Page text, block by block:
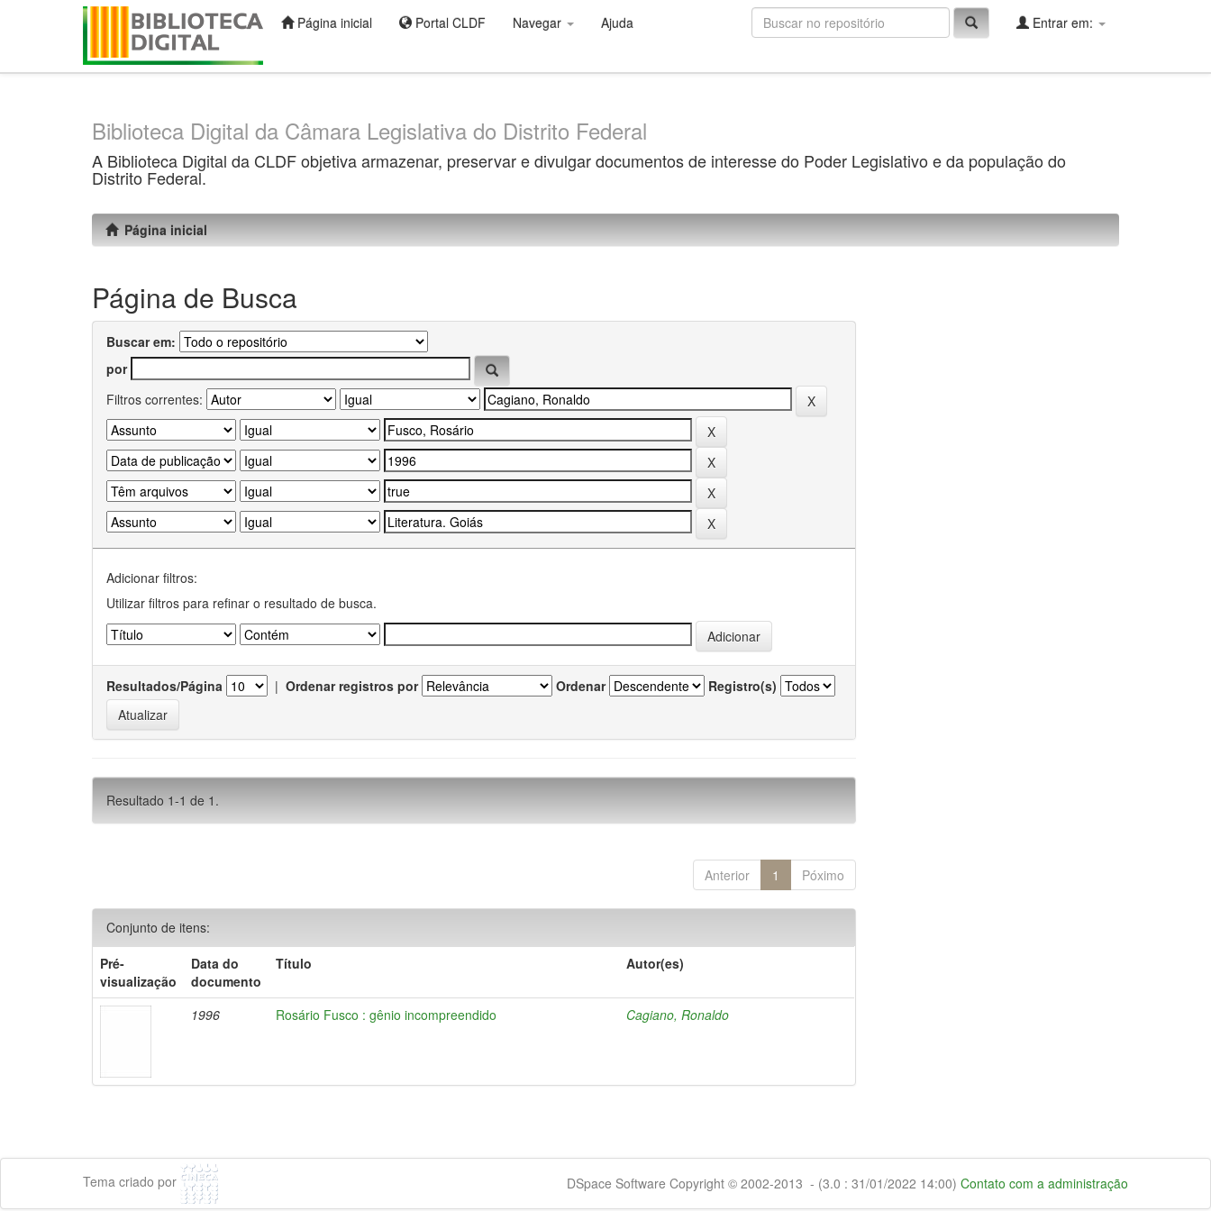
Página inicial Portal CLDF Navegar Ajuda Entrar em:
Biblioteca Digital da Câmara Legislativa do Distrito Federal
A Biblioteca Digital da CLDF objetiva armazenar, preservar e divulgar documentos de interesse do Poder Legislativo e da população do
Distrito Federal.
Página inicial
Página de Busca
Buscar em:
por
Filtros correntes:
Adicionar filtros:
Utilizar filtros para refinar o resultado de busca.
Resultados/Página | Ordenar registros por Ordenar Registro(s)
Resultado 1-1 de 1.
Anterior 1 Póximo
Conjunto de itens:
Pré-
visualização
Data do
documento
Título Autor(es)
1996 Rosário Fusco : gênio incompreendido Cagiano, Ronaldo
Tema criado por DSpace Software Copyright © 2002-2013 - (3.0 : 31/01/2022 14:00) Contato com a administração